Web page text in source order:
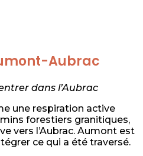
Aubrac
dans l’Aubrac
une respiration active
forestiers granitiques,
vers l’Aubrac. Aumont est
ce qui a été traversé.